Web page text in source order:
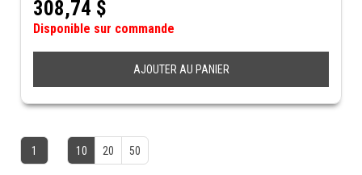
308,74 $
Disponible sur commande
AJOUTER AU PANIER
1 10 20 50